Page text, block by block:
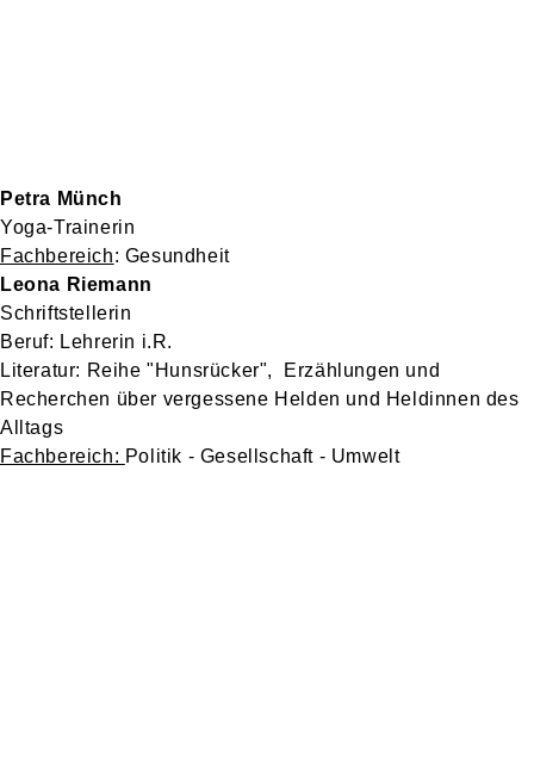
Petra Münch
Yoga-Trainerin
Fachbereich: Gesundheit
Leona Riemann
Schriftstellerin
Beruf: Lehrerin i.R.
Literatur: Reihe "Hunsrücker", Erzählungen und
Recherchen über vergessene Helden und Heldinnen des
Alltags
Fachbereich: Politik - Gesellschaft - Umwelt